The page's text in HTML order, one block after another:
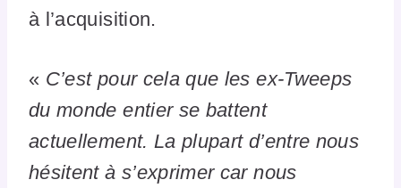
à l’acquisition.
« C’est pour cela que les ex-Tweeps
du monde entier se battent
actuellement. La plupart d’entre nous
hésitent à s’exprimer car nous